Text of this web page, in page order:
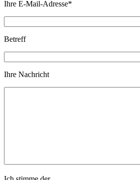
Ihre E-Mail-Adresse*
Betreff
Ihre Nachricht